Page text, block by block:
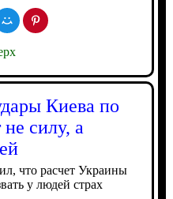
Киева по
силу, а
что расчет Украины
у людей страх